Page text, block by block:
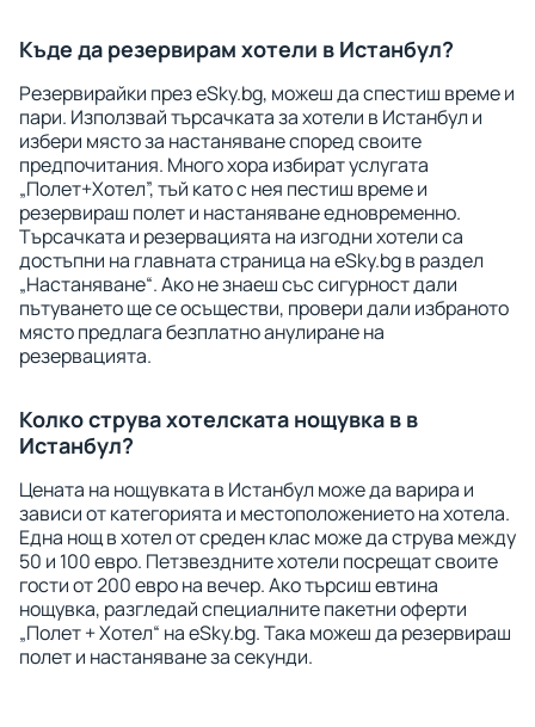
Къде да резервирам хотели в Истанбул?
Резервирайки през eSky.bg, можеш да спестиш време и
пари. Използвай търсачката за хотели в Истанбул и
избери място за настаняване според своите
предпочитания. Много хора избират услугата
„Полет+Хотел”, тъй като с нея пестиш време и
резервираш полет и настаняване едновременно.
Търсачката и резервацията на изгодни хотели са
достъпни на главната страница на eSky.bg в раздел
„Настаняване“. Ако не знаеш със сигурност дали
пътуването ще се осъществи, провери дали избраното
място предлага безплатно анулиране на
резервацията.
Колко струва хотелската нощувка в в
Истанбул?
Цената на нощувката в Истанбул може да варира и
зависи от категорията и местоположението на хотела.
Една нощ в хотел от среден клас може да струва между
50 и 100 евро. Петзвездните хотели посрещат своите
гости от 200 евро на вечер. Ако търсиш евтина
нощувка, разгледай специалните пакетни оферти
„Полет + Хотел“ на eSky.bg. Така можеш да резервираш
полет и настаняване за секунди.